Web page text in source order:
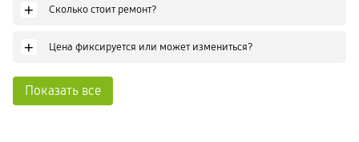
+ Сколько стоит ремонт?
+ Цена фиксируется или может измениться?
Показать все